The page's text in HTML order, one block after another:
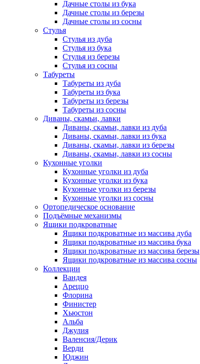
Дачные столы из бука
Дачные столы из березы
Дачные столы из сосны
Стулья
Стулья из дуба
Стулья из бука
Стулья из березы
Стулья из сосны
Табуреты
Табуреты из дуба
Табуреты из бука
Табуреты из березы
Табуреты из сосны
Диваны, скамьи, лавки
Диваны, скамьи, лавки из дуба
Диваны, скамьи, лавки из бука
Диваны, скамьи, лавки из березы
Диваны, скамьи, лавки из сосны
Кухонные уголки
Кухонные уголки из дуба
Кухонные уголки из бука
Кухонные уголки из березы
Кухонные уголки из сосны
Ортопедическое основание
Подъёмные механизмы
Ящики подкроватные
Ящики подкроватные из массива дуба
Ящики подкроватные из массива бука
Ящики подкроватные из массива березы
Ящики подкроватные из массива сосны
Коллекции
Вандея
Ареццо
Флорина
Финистер
Хьюстон
Альба
Джулия
Валенсия/Дерик
Верди
Юджин